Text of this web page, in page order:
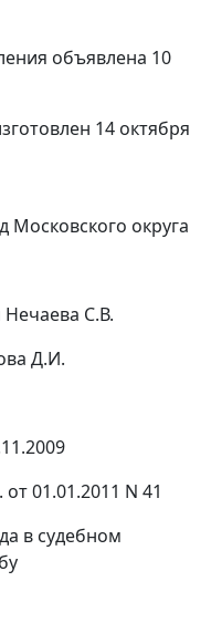
объявлена 10
14 октября
округа
С.В.
Д.И.
01.01.2011 N 41
в судебном